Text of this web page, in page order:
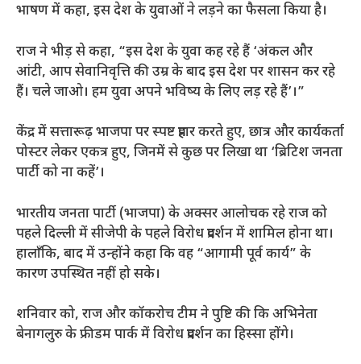
भाषण में कहा, इस देश के युवाओं ने लड़ने का फैसला किया है।
राज ने भीड़ से कहा, “इस देश के युवा कह रहे हैं ‘अंकल और
आंटी, आप सेवानिवृत्ति की उम्र के बाद इस देश पर शासन कर रहे
हैं। चले जाओ। हम युवा अपने भविष्य के लिए लड़ रहे हैं’।”
केंद्र में सत्तारूढ़ भाजपा पर स्पष्ट प्रहार करते हुए, छात्र और कार्यकर्ता
पोस्टर लेकर एकत्र हुए, जिनमें से कुछ पर लिखा था ‘ब्रिटिश जनता
पार्टी को ना कहें’।
भारतीय जनता पार्टी (भाजपा) के अक्सर आलोचक रहे राज को
पहले दिल्ली में सीजेपी के पहले विरोध प्रदर्शन में शामिल होना था।
हालाँकि, बाद में उन्होंने कहा कि वह “आगामी पूर्व कार्य” के
कारण उपस्थित नहीं हो सके।
शनिवार को, राज और कॉकरोच टीम ने पुष्टि की कि अभिनेता
बेनागलुरु के फ्रीडम पार्क में विरोध प्रदर्शन का हिस्सा होंगे।